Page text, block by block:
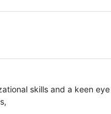
skills and a keen